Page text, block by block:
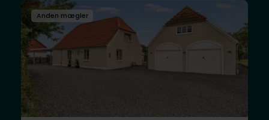
Anden mægler